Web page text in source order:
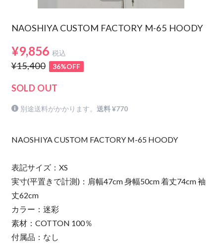
NAOSHIYA CUSTOM FACTORY M-65 HOODY
¥9,856 税込
¥15,400 36%OFF
SOLD OUT
別途送料がかかります。送料 ¥770
NAOSHIYA CUSTOM FACTORY M-65 HOODY
表記サイズ：XS
実寸(平置きで計測)：肩幅47cm 身幅50cm 着丈74cm 袖
丈62cm
カラー：迷彩
素材：COTTON 100％
付属品：なし